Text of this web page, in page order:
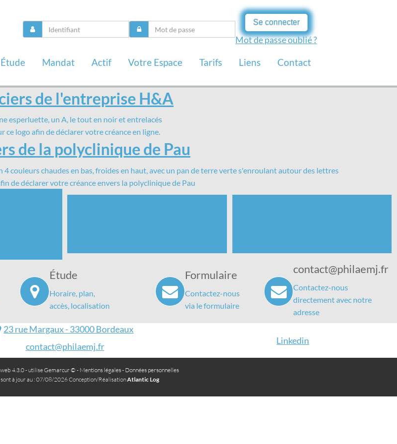
Se connecter
Mot de passe oublié ?
Étude Mandat Actif Votre Espace Tarifs Liens Contact
de l'entreprise H&A
ce logo afin de déclarer votre créance en ligne.
de la polyclinique de Pau
de déclarer votre créance envers la polyclinique de Pau
Étude
Horaire, plan,
accès, localisation
Formulaire
Contactez-nous
via le formulaire
contact@philaemj.fr
Contactez-nous
directement avec notre
adresse
23 rue Margaux - 33000 Bordeaux
contact@philaemj.fr
Linkedin
4.3.0- utiliseGemarcur © - Mentions légales- Données personnelles
sont à jour au : 07/08/2026 Conception/RéalisationAtlantic Log